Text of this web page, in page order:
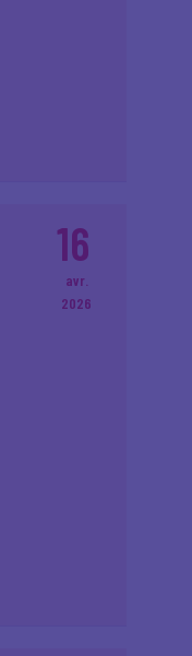
16
avr.
2026